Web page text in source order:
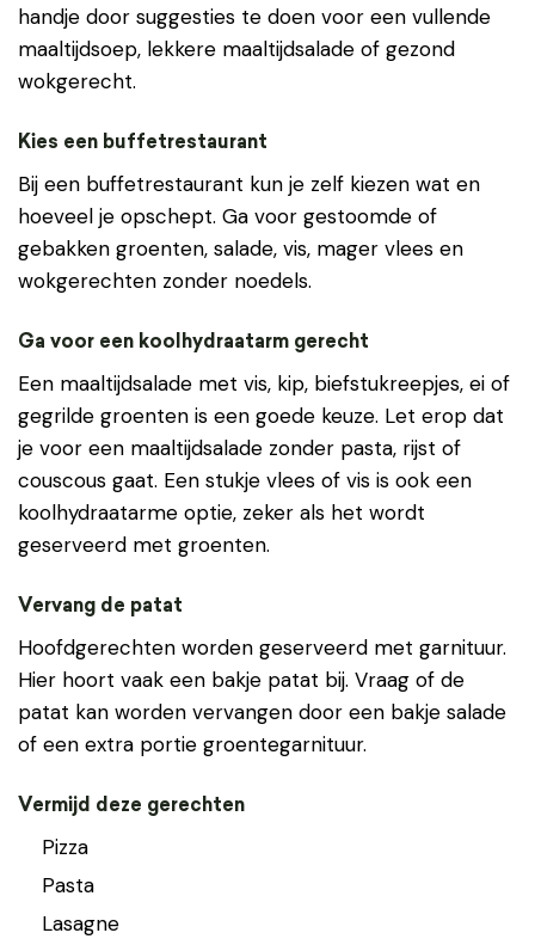
handje door suggesties te doen voor een vullende
maaltijdsoep, lekkere maaltijdsalade of gezond
wokgerecht.
Kies een buffetrestaurant
Bij een buffetrestaurant kun je zelf kiezen wat en
hoeveel je opschept. Ga voor gestoomde of
gebakken groenten, salade, vis, mager vlees en
wokgerechten zonder noedels.
Ga voor een koolhydraatarm gerecht
Een maaltijdsalade met vis, kip, biefstukreepjes, ei of
gegrilde groenten is een goede keuze. Let erop dat
je voor een maaltijdsalade zonder pasta, rijst of
couscous gaat. Een stukje vlees of vis is ook een
koolhydraatarme optie, zeker als het wordt
geserveerd met groenten.
Vervang de patat
Hoofdgerechten worden geserveerd met garnituur.
Hier hoort vaak een bakje patat bij. Vraag of de
patat kan worden vervangen door een bakje salade
of een extra portie groentegarnituur.
Vermijd deze gerechten
Pizza
Pasta
Lasagne